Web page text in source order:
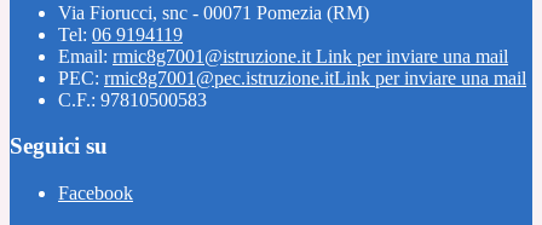
Via Fiorucci, snc - 00071 Pomezia (RM)
Tel: 06 9194119
Email: rmic8g7001@istruzione.it Link per inviare una mail
PEC: rmic8g7001@pec.istruzione.itLink per inviare una mail
C.F.: 97810500583
Seguici su
Facebook